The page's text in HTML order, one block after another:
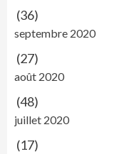
(36)
septembre 2020
(27)
août 2020
(48)
juillet 2020
(17)